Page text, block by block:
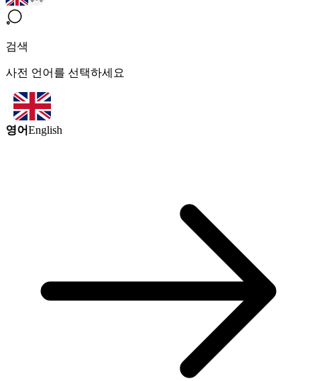
검색
사전 언어를 선택하세요
영어English